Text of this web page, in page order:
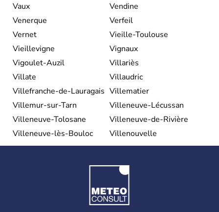
Vaux
Vendine
Venerque
Verfeil
Vernet
Vieille-Toulouse
Vieillevigne
Vignaux
Vigoulet-Auzil
Villariès
Villate
Villaudric
Villefranche-de-Lauragais Villematier
Villemur-sur-Tarn
Villeneuve-Lécussan
Villeneuve-Tolosane
Villeneuve-de-Rivière
Villeneuve-lès-Bouloc
Villenouvelle